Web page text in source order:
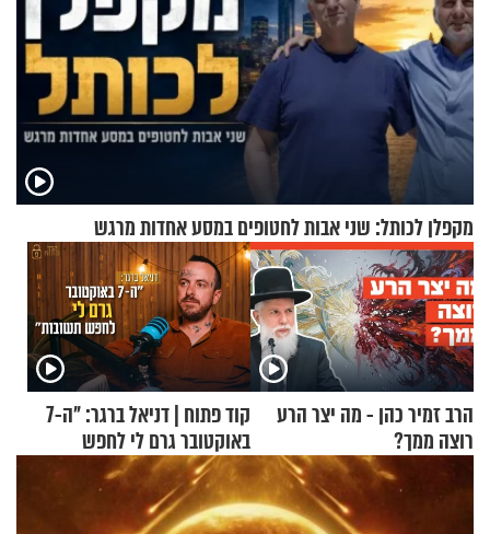
מקפלן לכותל: שני אבות לחטופים במסע אחדות מרגש
הרב זמיר כהן - מה יצר הרע
רוצה ממך?
קוד פתוח | דניאל ברגר: "ה-7
באוקטובר גרם לי לחפש
תשובות"